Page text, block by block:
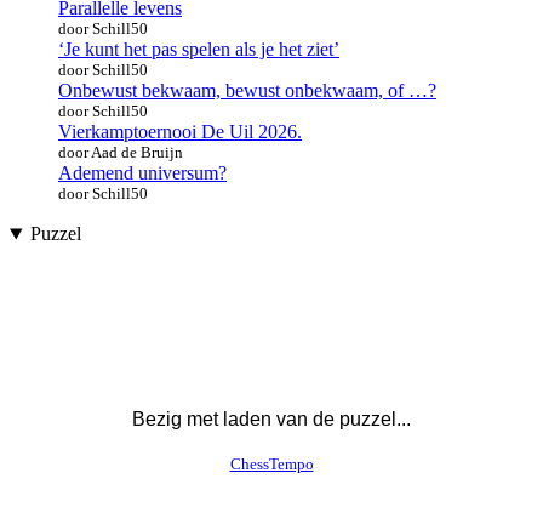
Parallelle levens
door Schill50
‘Je kunt het pas spelen als je het ziet’
door Schill50
Onbewust bekwaam, bewust onbekwaam, of …?
door Schill50
Vierkamptoernooi De Uil 2026.
door Aad de Bruijn
Ademend universum?
door Schill50
Puzzel